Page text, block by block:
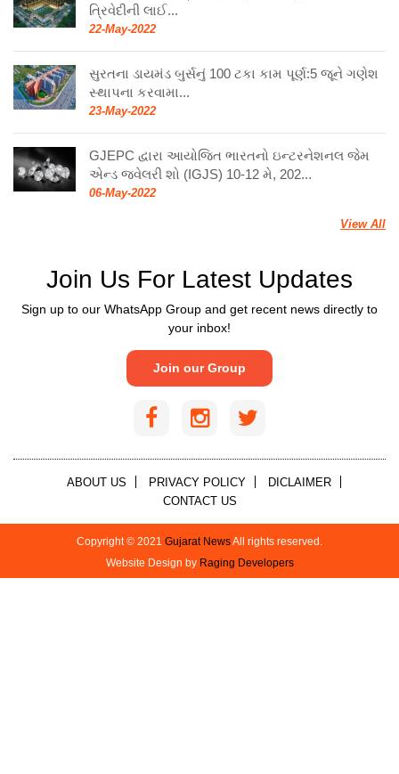
ત્રિવેદીની લાઈ...
22-May-2022
સુરતના ડાયમંડ બુર્સનું 100 ટકા કામ પૂર્ણ:5 જૂને ગણેશ
સ્થાપના કરવામા...
23-May-2022
GJEPC દ્વારા આયોજિત ભારતનો ઇન્ટરનેશનલ જેમ
એન્ડ જ્વેલરી શો (IGJS) 10-12 મે, 202...
06-May-2022
View All
Join Us For Latest Updates
Sign up to our WhatsApp Group and get recent news directly to
your inbox!
Join our Group
ABOUT US PRIVACY POLICY
DICLAIMER
CONTACT US
Copyright © 2021 Gujarat NewsAll rights reserved.
Website Design by Raging Developers